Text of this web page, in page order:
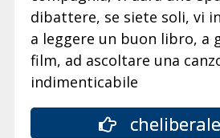
dibattere, se siete soli, vi
a leggere un buon libro, a
film, ad ascoltare una
indimenticabile